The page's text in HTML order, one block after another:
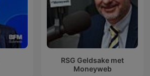
RSG Geldsake met
Moneyweb